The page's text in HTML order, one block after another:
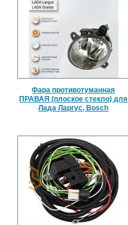
Фара противотуманная
ПРАВАЯ (плоское стекло) для
Лада Ларгус, Bosch